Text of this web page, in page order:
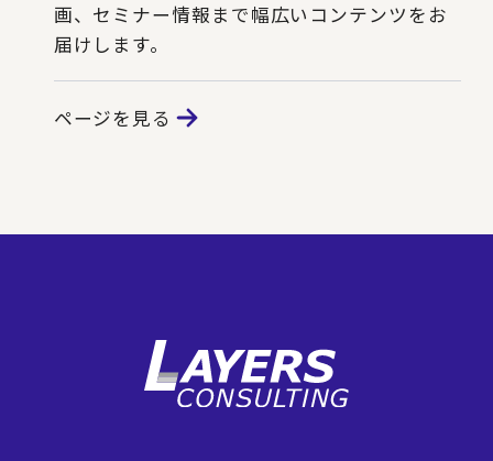
画、セミナー情報まで幅広いコンテンツをお
届けします。
ページを見る